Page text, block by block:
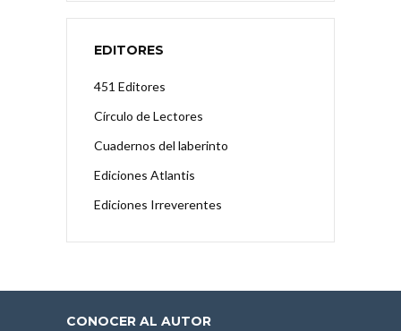
EDITORES
451 Editores
Círculo de Lectores
Cuadernos del laberinto
Ediciones Atlantis
Ediciones Irreverentes
CONOCER AL AUTOR